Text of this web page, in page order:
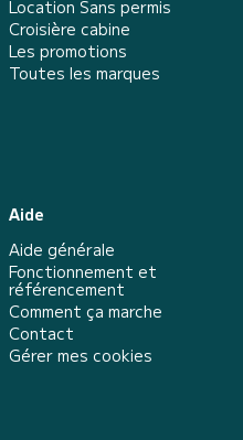
Location Sans permis
Croisière cabine
Les promotions
Toutes les marques
Aide
Aide générale
Fonctionnement et
référencement
Comment ça marche
Contact
Gérer mes cookies